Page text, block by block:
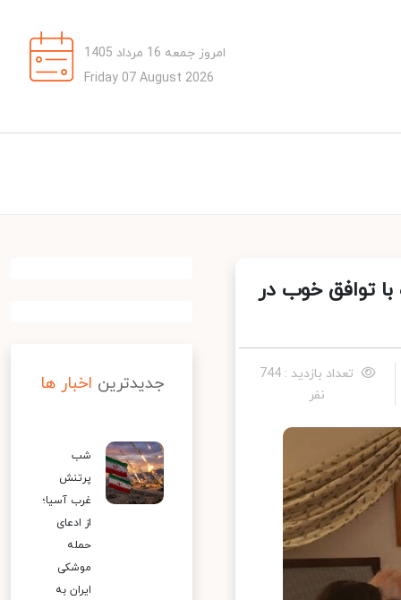
امروز جمعه 16 مرداد 1405
Friday 07 August 2026
با توافق خوب در
تعداد بازدید : 744
نفر
جدیدترین اخبار ها
شب
پرتنش
غرب آسیا؛
از ادعای
حمله
موشکی
ایران به